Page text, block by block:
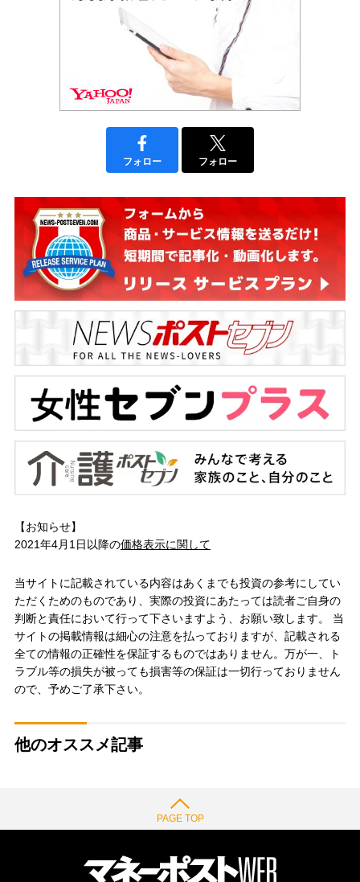
フォロー フォロー
【お知らせ】
2021年4月1日以降の価格表示に関して
当サイトに記載されている内容はあくまでも投資の参考にしてい
ただくためのものであり、実際の投資にあたっては読者ご自身の
判断と責任において行って下さいますよう、お願い致します。 当
サイトの掲載情報は細心の注意を払っておりますが、記載される
全ての情報の正確性を保証するものではありません。万が一、ト
ラブル等の損失が被っても損害等の保証は一切行っておりません
ので、予めご了承下さい。
他のオススメ記事
PAGE TOP